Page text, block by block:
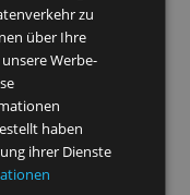
viele Zwecke.
zurück,
zu
schalten,
erfassen, Sie
zu
Cookies.
und Anzeigen
Datenverkehr zu
über Ihre
an unsere Werbe-